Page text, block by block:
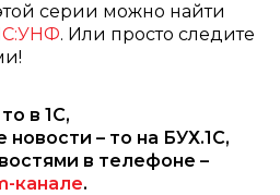
серии можно найти
. Или просто следите
в 1С,
новости – то на БУХ.1С,
в телефоне –
канале.